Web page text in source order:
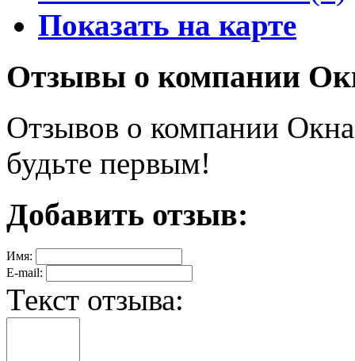
Показать на карте
Отзывы о компании
Отзывов о компании
будьте первым!
Добавить отзыв:
Имя:
E-mail:
Текст отзыва: